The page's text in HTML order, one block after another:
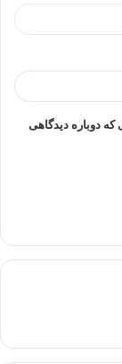
دوباره دیدگاهی